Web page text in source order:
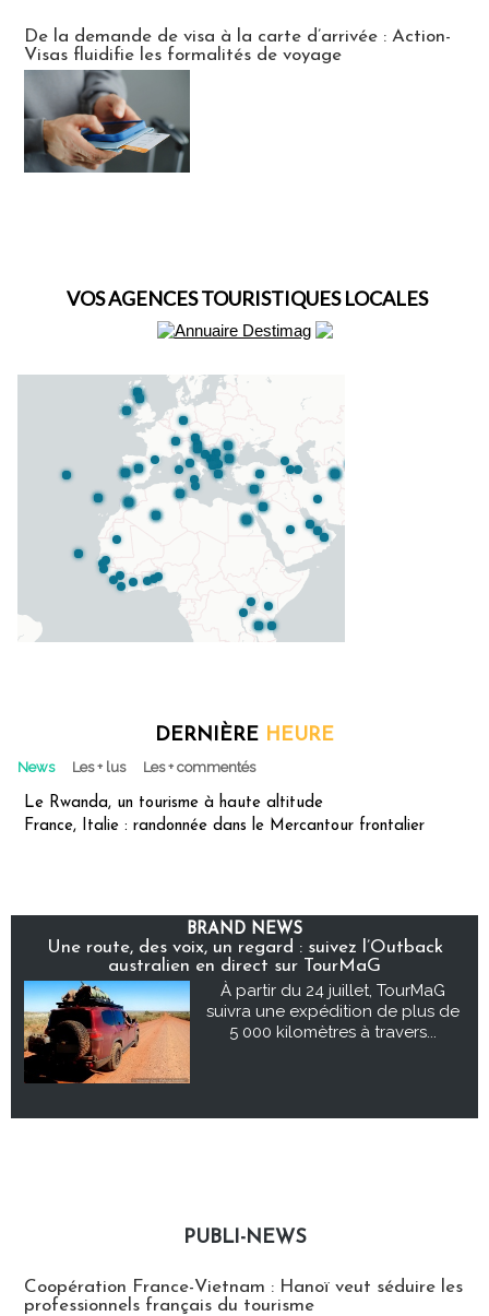
De la demande de visa à la carte d’arrivée : Action-
Visas fluidifie les formalités de voyage
VOS AGENCES TOURISTIQUES LOCALES
DERNIÈRE HEURE
News Les + lus Les + commentés
Le Rwanda, un tourisme à haute altitude
France, Italie : randonnée dans le Mercantour frontalier
BRAND NEWS
Une route, des voix, un regard : suivez l’Outback
australien en direct sur TourMaG
À partir du 24 juillet, TourMaG
suivra une expédition de plus de
5 000 kilomètres à travers...
PUBLI-NEWS
Coopération France-Vietnam : Hanoï veut séduire les
professionnels français du tourisme